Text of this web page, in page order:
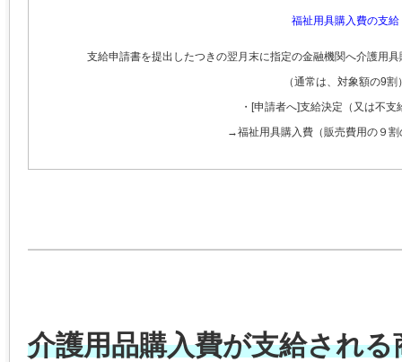
福祉用具購入費の支給
支給申請書を提出したつきの翌月末に指定の金融機関へ介護用
（通常は、対象額の9割
・[申請者へ]支給決定（又は不支
→福祉用具購入費（販売費用の９割
介護用品購入費が支給され